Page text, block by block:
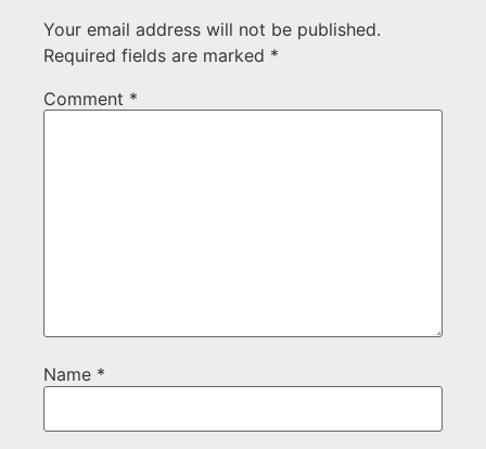
Your email address will not be published.
Required fields are marked *
Comment *
Name *